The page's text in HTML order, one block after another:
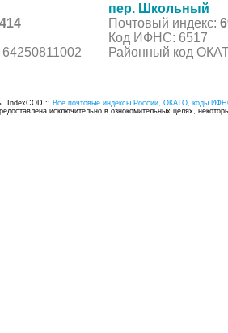
пер. Школьный
Почтовый индекс:
Код ИФНС: 6517
Районный код
IndexCOD :: Все почтовые индексы России, ОКАТО, коды
исключительно в ознокомительных целях,